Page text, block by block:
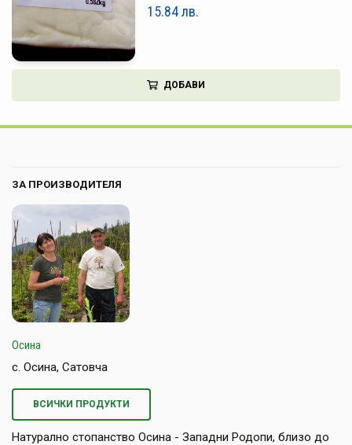
УСЛОВИЯ ЗА ПОЛЗВАНЕ
15.84 лв.
ДОБАВИ
ЗА ПРОИЗВОДИТЕЛЯ
Осина
с. Осина, Сатовча
ВСИЧКИ ПРОДУКТИ
Натурално стопанство Осина - Западни Родопи, близо до